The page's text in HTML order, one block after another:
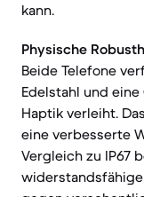
kann.
Physische
Beide Telefone
Edelstahl und
Haptik verleiht.
eine verbesserte
Vergleich zu IP67